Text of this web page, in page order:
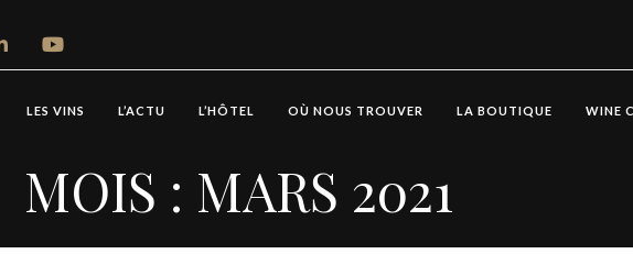
LES VINS L’ACTU L’HÔTEL OÙ NOUS TROUVER LA BOUTIQUE WINE
MOIS : MARS 2021